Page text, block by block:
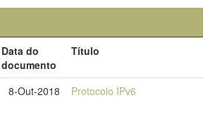
Data do
documento
Título
8-Out-2018 Protocolo IPv6